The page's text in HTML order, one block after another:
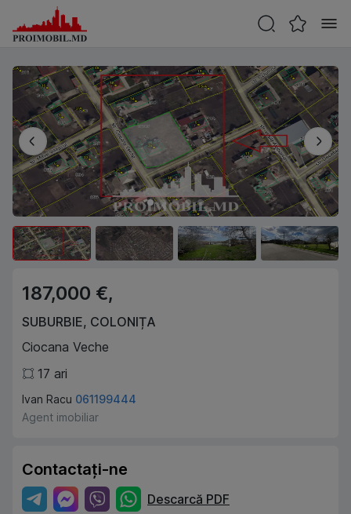
187,000 €,
SUBURBIE, COLONIȚA
Ciocana Veche
17 ari
Ivan Racu 061199444
Agent imobiliar
Contactați-ne
Descarcă PDF